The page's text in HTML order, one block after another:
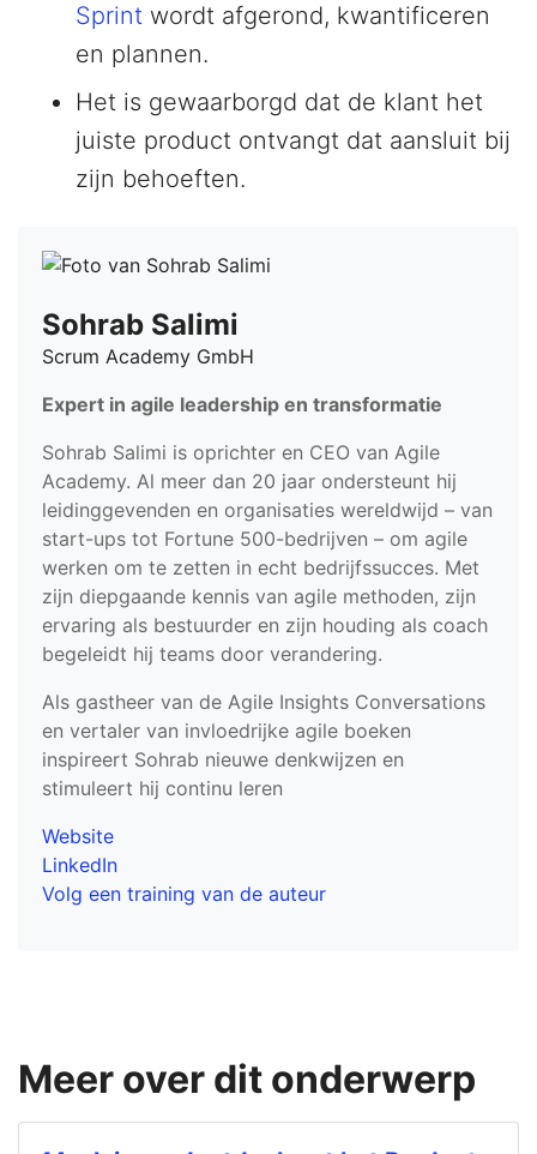
Sprint wordt afgerond, kwantificeren
en plannen.
Het is gewaarborgd dat de klant het
juiste product ontvangt dat aansluit bij
zijn behoeften.
Sohrab Salimi
Scrum Academy GmbH
Expert in agile leadership en transformatie
Sohrab Salimi is oprichter en CEO van Agile
Academy. Al meer dan 20 jaar ondersteunt hij
leidinggevenden en organisaties wereldwijd – van
start-ups tot Fortune 500-bedrijven – om agile
werken om te zetten in echt bedrijfssucces. Met
zijn diepgaande kennis van agile methoden, zijn
ervaring als bestuurder en zijn houding als coach
begeleidt hij teams door verandering.
Als gastheer van de Agile Insights Conversations
en vertaler van invloedrijke agile boeken
inspireert Sohrab nieuwe denkwijzen en
stimuleert hij continu leren
Website
LinkedIn
Volg een training van de auteur
Meer over dit onderwerp